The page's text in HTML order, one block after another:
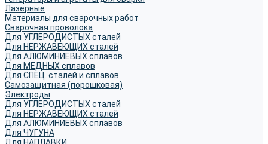
Лазерные
Материалы для сварочных работ
Сварочная проволока
Для УГЛЕРОДИСТЫХ сталей
Для НЕРЖАВЕЮЩИХ сталей
Для АЛЮМИНИЕВЫХ сплавов
Для МЕДНЫХ сплавов
Для СПЕЦ. сталей и сплавов
Самозащитная (порошковая)
Электроды
Для УГЛЕРОДИСТЫХ сталей
Для НЕРЖАВЕЮЩИХ сталей
Для АЛЮМИНИЕВЫХ сплавов
Для ЧУГУНА